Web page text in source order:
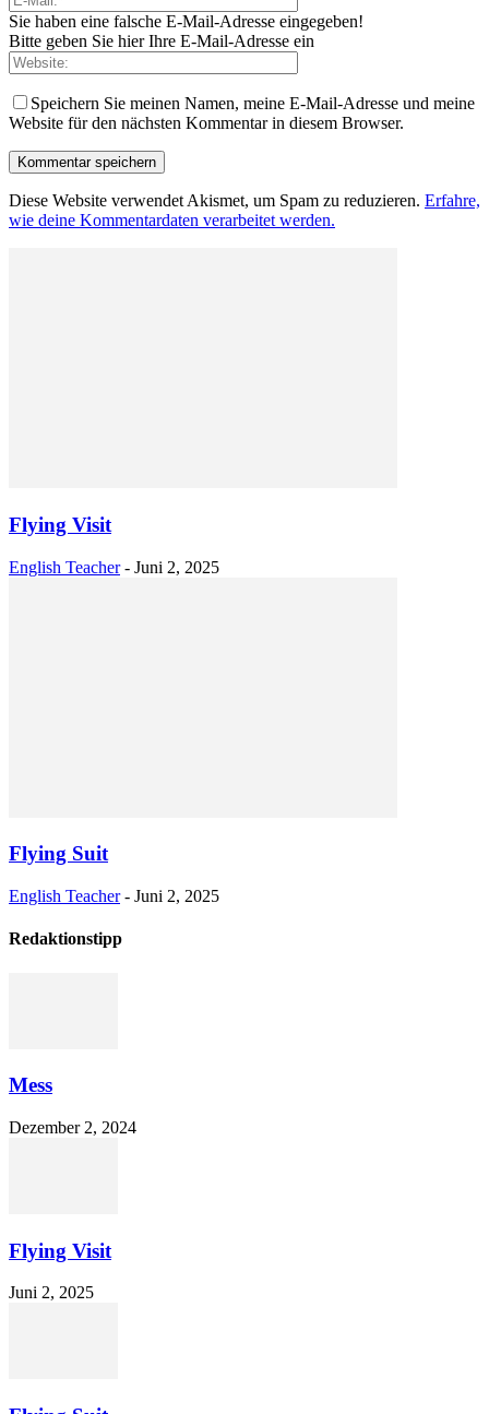
Sie haben eine falsche E-Mail-Adresse eingegeben!
Bitte geben Sie hier Ihre E-Mail-Adresse ein
Speichern Sie meinen Namen, meine E-Mail-Adresse und meine
Website für den nächsten Kommentar in diesem Browser.
Diese Website verwendet Akismet, um Spam zu reduzieren. Erfahre,
wie deine Kommentardaten verarbeitet werden.
Flying Visit
English Teacher - Juni 2, 2025
Flying Suit
English Teacher - Juni 2, 2025
Redaktionstipp
Mess
Dezember 2, 2024
Flying Visit
Juni 2, 2025